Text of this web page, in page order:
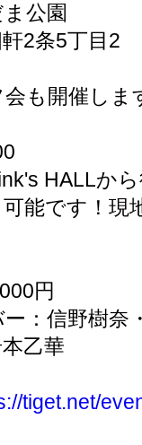
公園
2条5丁目2
も開催しま
HALLか
能です！現
円
：信野樹奈
乙華
tiget.net/